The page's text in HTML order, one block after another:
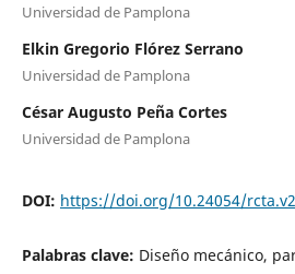
Universidad de Pamplona
Elkin Gregorio Flórez Serrano
Universidad de Pamplona
César Augusto Peña Cortes
Universidad de Pamplona
DOI: https://doi.org/10.24054/
Palabras clave: Diseño mecánico,